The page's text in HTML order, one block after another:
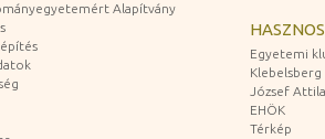
Alapítvány
Egyetemi
József
EHÖK
Térkép